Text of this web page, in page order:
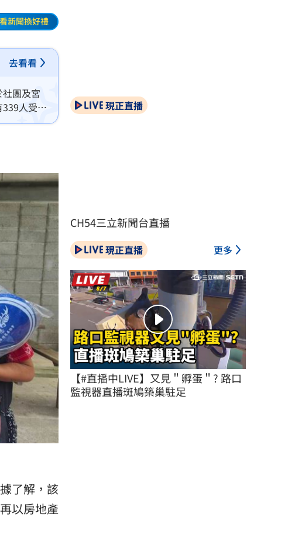
看新聞換好禮
去看看
團及宮
人受
了解，該
以房地產
現正直播
CH54三立新聞台直播
現正直播 更多
【#直播中LIVE】又見＂孵蛋＂? 路口
監視器直播斑鳩築巢駐足